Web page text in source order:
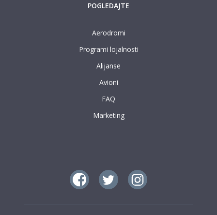
POGLEDAJTE
Aerodromi
Programi lojalnosti
Alijanse
Avioni
FAQ
Marketing